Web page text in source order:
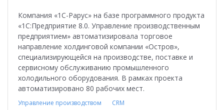
Компания «1С-Рарус» на базе программного продукта
«1С:Предприятие 8.0. Управление производственным
предприятием» автоматизировала торговое
направление холдинговой компании «Остров»,
специализирующейся на производстве, поставке и
сервисному обслуживанию промышленного
холодильного оборудования. В рамках проекта
автоматизировано 80 рабочих мест.
Управление производством CRM